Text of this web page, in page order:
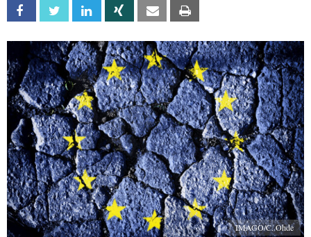
Facebook Twitter Linkedin Xing Email
IMAGO/C. Ohde